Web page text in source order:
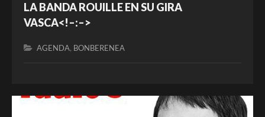
LA BANDA ROUILLE EN SU GIRA
VASCA<!–:–>
AGENDA, BONBERENEA